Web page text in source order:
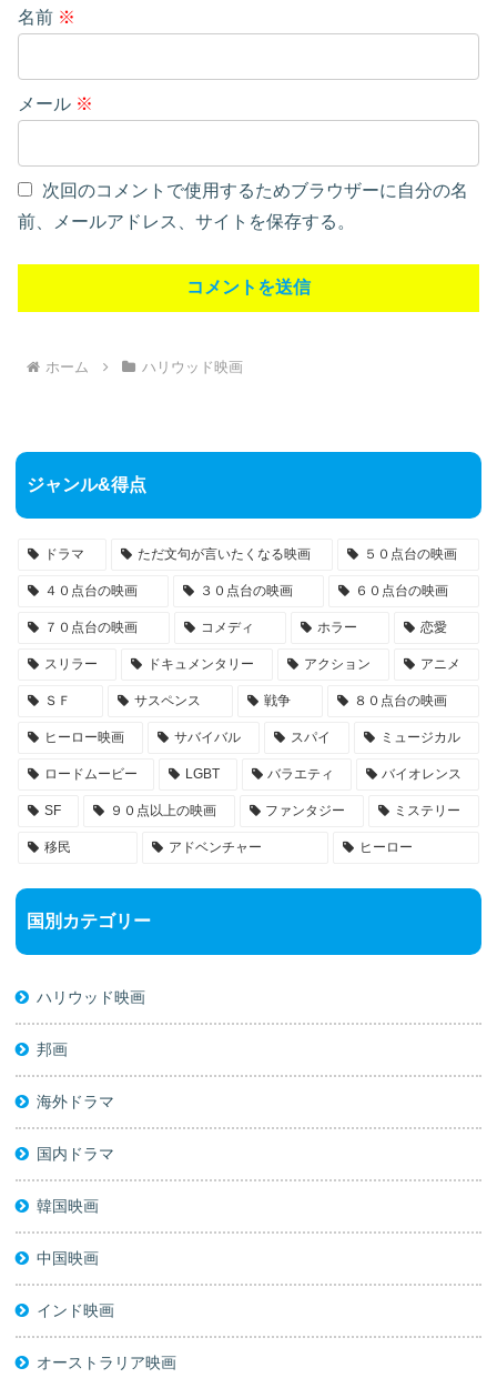
名前 ※
メール ※
次回のコメントで使用するためブラウザーに自分の名
前、メールアドレス、サイトを保存する。
ホーム ハリウッド映画
ジャンル&得点
ドラマ ただ文句が言いたくなる映画 ５０点台の映画
４０点台の映画 ３０点台の映画 ６０点台の映画
７０点台の映画 コメディ ホラー 恋愛
スリラー ドキュメンタリー アクション アニメ
ＳＦ サスペンス 戦争 ８０点台の映画
ヒーロー映画 サバイバル スパイ ミュージカル
ロードムービー LGBT バラエティ バイオレンス
SF ９０点以上の映画 ファンタジー ミステリー
移民 アドベンチャー ヒーロー
国別カテゴリー
ハリウッド映画
邦画
海外ドラマ
国内ドラマ
韓国映画
中国映画
インド映画
オーストラリア映画